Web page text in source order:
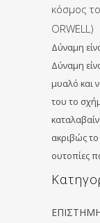
κόσμος
ORWELL)
Δύναμη
Δύναμη
μυαλό και
του το
ακριβώς το
ουτοπίες